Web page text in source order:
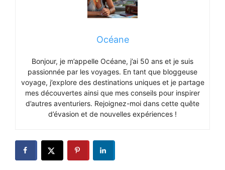
Océane
Bonjour, je m’appelle Océane, j’ai 50 ans et je suis
passionnée par les voyages. En tant que bloggeuse
voyage, j’explore des destinations uniques et je partage
mes découvertes ainsi que mes conseils pour inspirer
d’autres aventuriers. Rejoignez-moi dans cette quête
d’évasion et de nouvelles expériences !